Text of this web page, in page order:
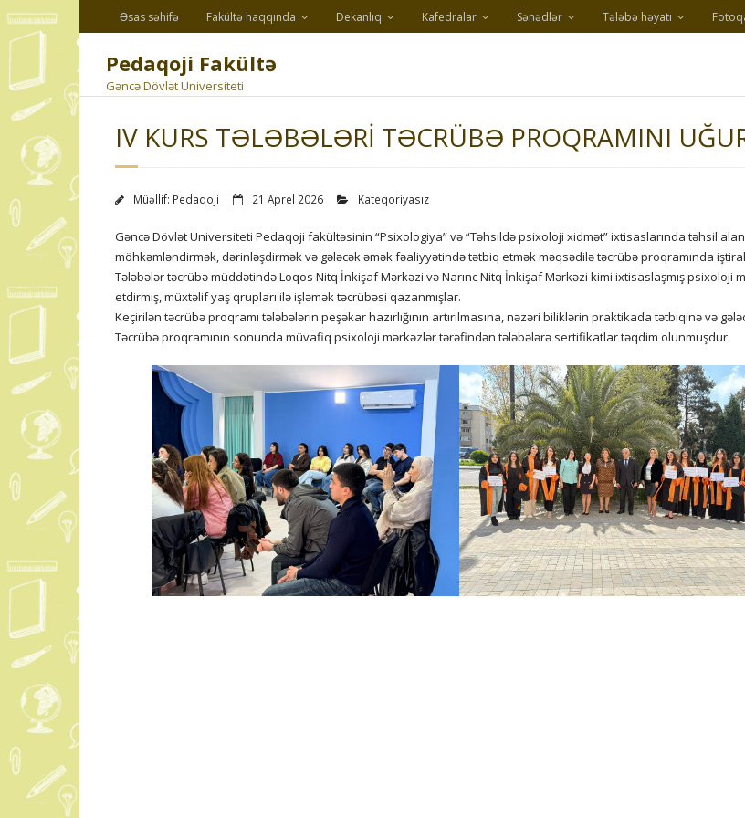
to
content
Əsas səhifə Fakültə haqqında Dekanlıq Kafedralar Sənədlər Tələbə həyatı
Pedaqoji Fakültə
Gəncə Dövlət Universiteti
IV KURS TƏLƏBƏLƏRI TƏCRÜBƏ PROQRAMINI
Müəllif: Pedaqoji 21 Aprel 2026 Kateqoriyasız
Gəncə Dövlət Universiteti Pedaqoji fakültəsinin “Psixologiya” və “Təhsildə psixoloji xidmət” ixtisaslarında təhsil
möhkəmləndirmək, dərinləşdirmək və gələcək əmək fəaliyyətində tətbiq etmək məqsədilə təcrübə proqramında
Tələbələr təcrübə müddətində Loqos Nitq İnkişaf Mərkəzi və Narınc Nitq İnkişaf Mərkəzi kimi ixtisaslaşmış psixoloji
etdirmiş, müxtəlif yaş qrupları ilə işləmək təcrübəsi qazanmışlar.
Keçirilən təcrübə proqramı tələbələrin peşəkar hazırlığının artırılmasına, nəzəri biliklərin praktikada tətbiqinə və
Təcrübə proqramının sonunda müvafiq psixoloji mərkəzlər tərəfindən tələbələrə sertifikatlar təqdim olunmuşdur.